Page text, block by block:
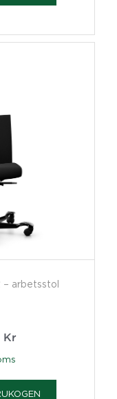
arbetsstol
Kr